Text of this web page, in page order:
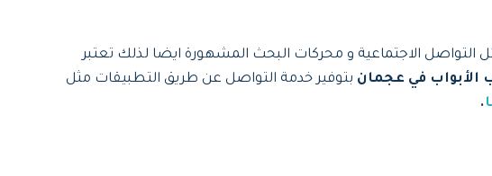
الاجتماعية و محركات البحث المشهورة ايضا لذلك تعتبر
الأبواب في عجمان بتوفير خدمة التواصل عن طريق التطبيقات مثل
.